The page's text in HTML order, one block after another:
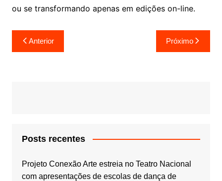
ou se transformando apenas em edições on-line.
Navegação
de
Anterior Próximo
Posts recentes
Projeto Conexão Arte estreia no Teatro Nacional
com apresentações de escolas de dança de